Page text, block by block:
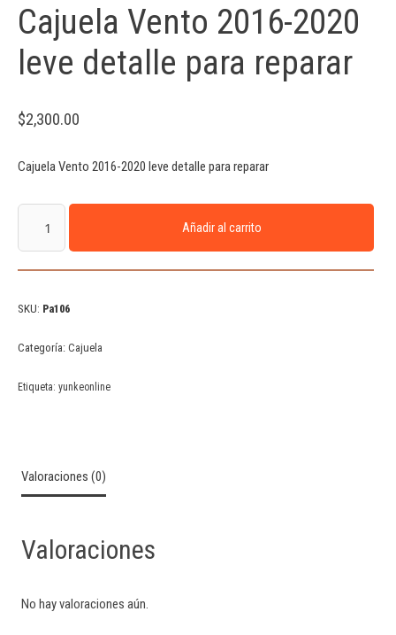
Cajuela Vento 2016-2020
leve detalle para reparar
$2,300.00
Cajuela Vento 2016-2020 leve detalle para reparar
Añadir al carrito
SKU: Pa106
Categoría: Cajuela
Etiqueta: yunkeonline
Valoraciones (0)
Valoraciones
No hay valoraciones aún.